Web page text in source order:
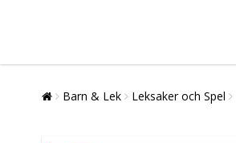
Barn & Lek Leksaker och Spel